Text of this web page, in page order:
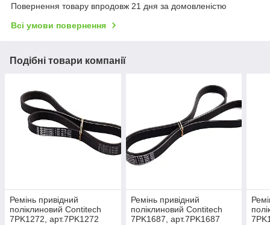
Повернення товару впродовж 21 дня за домовленістю
Всі умови повернення
Подібні товари компанії
Ремінь привідний
поліклиновий Contitech
7PK1272, арт.7PK1272
Ремінь привідний
поліклиновий Contitech
7PK1687, арт.7PK1687